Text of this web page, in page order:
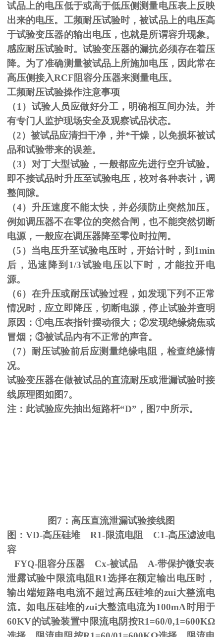
试品上的电压低于或高于低压侧测量电压表上反映
出来的电压。工频耐压试验时，被试品上的电压高
于试验变压器的输出电压，也就是所谓容升现象。
感应耐压试验时。试验变压器的漏抗必须存在着压
降。为了准确测量被试品上所施加电压，因此常在
高压侧接入RCF阻容分压器来测量电压。
工频耐压试验操作注意事项
（1 ）试验人员应做好分工，明确相互间办法。并
有专门人监护现场安全及观察试品状态。
（2）被试品应清扫干净，并*干燥，以免损坏被试
品和试验带来的误差。
（3）对丁大型试验，一般都应先进行空升试验。
即不接试品时升压至试验电压，校对各种表计，调
整间隙。
（4）升压速度不能太快，并必须防止突然加压。
例如调压器不在零位的突然合闸，也不能突然切断
电源，一般应在调压器降至零位时拉闸。
（5 ）当电压升至试验电压时，开始计时，到 1min
后，迅速降到 1/3试验电压以下时，才能拉开电
源。
（6）在升压或耐压试验过程，如发现下列不正常
情况时，应立即降压，切断电源，停止试验并查明
原因：①电压表指针摆动很大；②发现绝缘烧焦或
冒烟； ③被试品内有不正常的声音。
（7）耐压试验前后应测量绝缘电阻，检查绝缘情
况。
试验变压器在做被试品的直流耐压或泄漏试验时接
线原理图如图7。
注：此试验应先抽出短路杆“D”，图7中所示。
图7 ：高压直流泄漏试验接线图
图：VD-高压硅堆R1-限流电阻 C1-高压滤波电
容
FYQ-阻容分压器 Cx-被试品 A-带保护微安表
泄露试验中限流电阻R1选择在额定输出电压时，
输出端短路电电流不超过高压硅堆的zui大整流电
流。如电压硅堆的zui大整流电流为100mA 时用于
60KV的试验装置中限流电阴按R1=60/0,1=600KΩ